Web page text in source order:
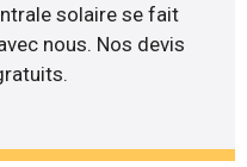
solaire se fait
nous. Nos devis